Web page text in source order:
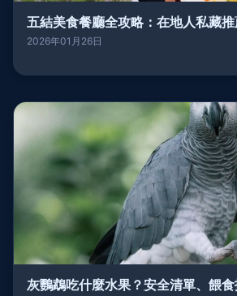
五結美食餐廳全攻略：在地人私藏
2026年01月26日
灰鸚鵡吃什麼水果？安全清單、餵